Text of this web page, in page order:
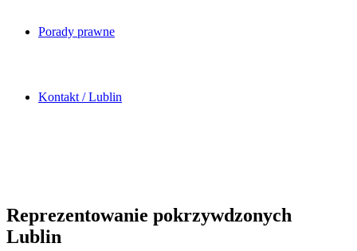
Porady prawne
Kontakt / Lublin
Reprezentowanie pokrzywdzonych
Lublin